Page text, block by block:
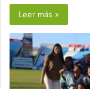
Leer más »